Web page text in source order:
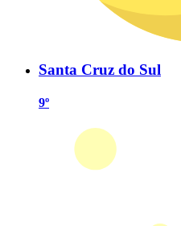
Santa Cruz do Sul
9º